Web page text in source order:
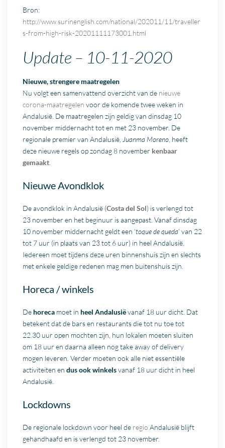
Bron:
http://www.surinenglish.com/national/202011/11/traveller
s-from-high-risk-20201111173001.html
Update – 10-11-2020
Nieuwe, strengere maatregelen
Nu volgt een samenvattend overzicht van de nieuwe
corona-maatregelen voor de komende twee weken in
Andalusië. De maatregelen zijn geldig van dinsdag 10
november middernacht tot en met 23 november. De
regionale premier van Andalusië,Juanma Moreno, heeft
deze nieuwe regels op zondag 8 november kenbaar
gemaakt.
Nieuwe Avondklok
De avondklok in Andalusië (Costa del Sol) is verlengd tot
23 november en het beginuur is aangepast. Vanaf dinsdag
10 november middernacht geldt een ‘toque de queda’ van 22
tot 7 uur (in plaats van 23 tot 6 uur) in heel Andalusië.
Iedereen moet tijdens deze uren binnenshuis zijn en slechts
met enkele geldige redenen mag men buitenshuis zijn.
Horeca / winkels
De horeca moet in heel Andalusiëvanaf 18 uur dicht. Dat
betekent dat de bars en restaurants die tot nu toe tot
22.30 uur open mochten zijn, hun lokalen moeten sluiten
om 18 uur en daarna alleen nog take away of delivery
mogen leveren. Verder moeten ook alle niet essentiële
activiteiten endus ook winkelsvanaf 18 uur dicht in heel
Andalusië.
Lockdowns
De regionale lockdown voor heel de regio Andalusië blijft
gehandhaafd en is verlengd tot 23 november.